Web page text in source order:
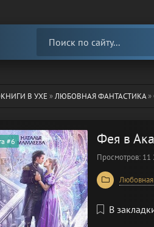
В УХЕ»ЛЮБОВНАЯ ФАНТАСТИКА»
Фея в
#6
Просмотров: 11
Любовная
В